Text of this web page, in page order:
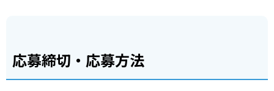
応募締切・応募方法